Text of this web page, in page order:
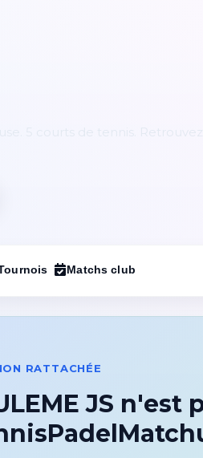
Matchs club
RATTACHÉE
JS n'est